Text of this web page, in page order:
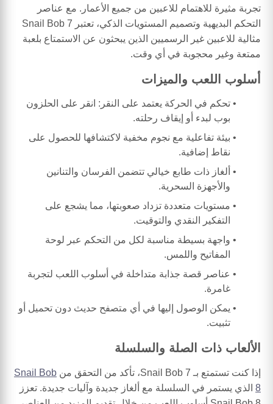
تجربة مثيرة للاهتمام للاعبين من جميع الأعمار. مع عناصر
التحكم البديهية وتصميم المستويات الذكي، تعتبر Snail Bob 7
مثالية للاعبين غير الرسميين الذين يبحثون عن الاستمتاع بلعبة
ممتعة وغير محجوبة في أي وقت.
أسلوب اللعب والميزات
تحكم في الحركة يعتمد على النقر: انقر على الحلزون
بوب لبدء أو إيقاف رحلته.
بيئة تفاعلية مع نجوم مخفية لاكتشافها للحصول على
نقاط إضافية.
ألغاز ذات طابع خيالي تتضمن الفرسان والتنانين
والأجهزة السحرية.
مستويات متعددة تزداد صعوبتها، مما يشجع على
التفكير النقدي والتوقيت.
واجهة بسيطة مناسبة لكل من التحكم عبر لوحة
المفاتيح واللمس.
عناصر قصة جذابة متداخلة في أسلوب اللعب لتجربة
غامرة.
يمكن الوصول إليها في أي متصفح حديث دون تحميل أو
تثبيت.
الألعاب ذات الصلة والسلسلة
إذا كنت تستمتع بـ Snail Bob 7، تأكد من التحقق من
Snail Bob
8 الذي يستمر في السلسلة مع ألغاز جديدة وآليات جديدة. تعزز